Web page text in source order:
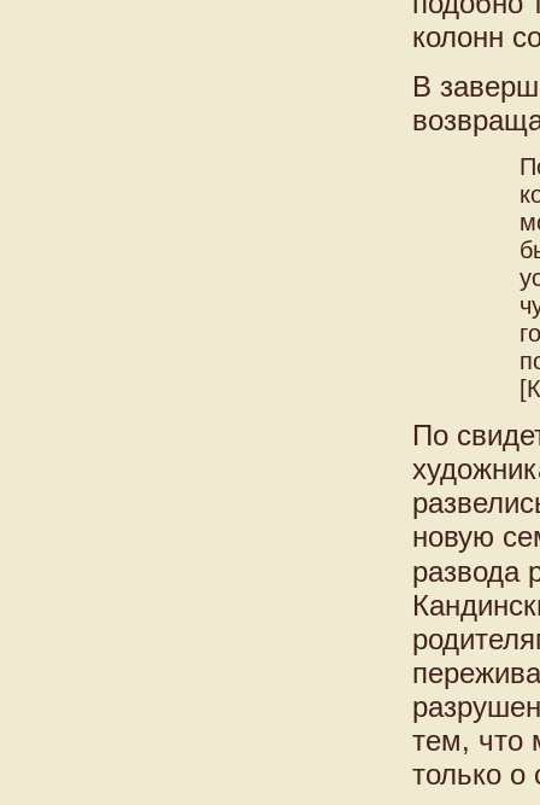
колонн
В
По
новую
развода
тем, что
только о